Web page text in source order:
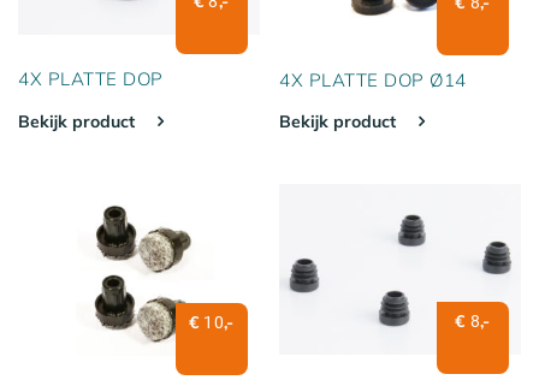
4X PLATTE DOP
Bekijk product
4X PLATTE DOP Ø14
Bekijk product
€ 10,- € 8,-